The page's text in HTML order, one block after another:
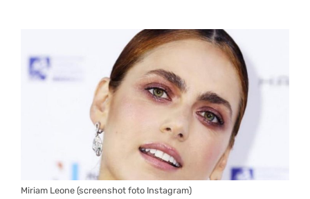
Miriam Leone (screenshot foto Instagram)